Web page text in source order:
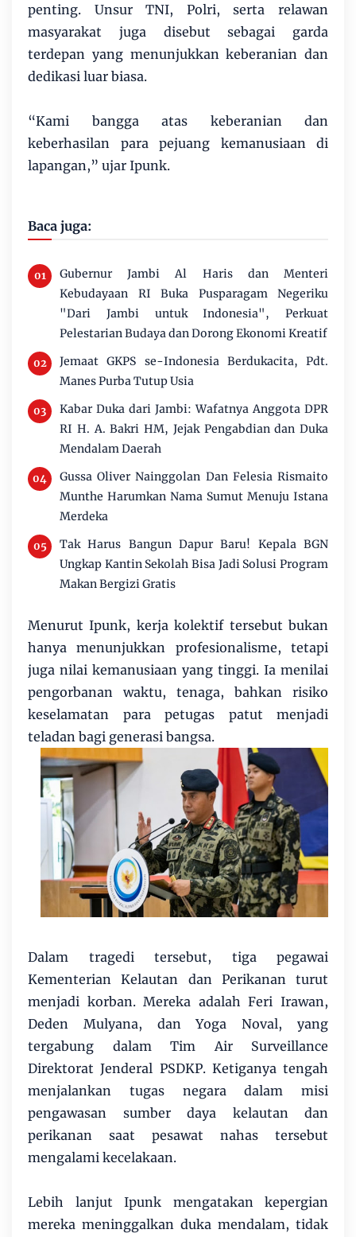
penting. Unsur TNI, Polri, serta relawan
masyarakat juga disebut sebagai garda
terdepan yang menunjukkan keberanian dan
dedikasi luar biasa.
“Kami bangga atas keberanian dan
keberhasilan para pejuang kemanusiaan di
lapangan,” ujar Ipunk.
Baca juga:
Gubernur Jambi Al Haris dan Menteri
Kebudayaan RI Buka Pusparagam Negeriku
"Dari Jambi untuk Indonesia", Perkuat
Pelestarian Budaya dan Dorong Ekonomi Kreatif
Jemaat GKPS se-Indonesia Berdukacita, Pdt.
Manes Purba Tutup Usia
Kabar Duka dari Jambi: Wafatnya Anggota DPR
RI H. A. Bakri HM, Jejak Pengabdian dan Duka
Mendalam Daerah
Gussa Oliver Nainggolan Dan Felesia Rismaito
Munthe Harumkan Nama Sumut Menuju Istana
Merdeka
Tak Harus Bangun Dapur Baru! Kepala BGN
Ungkap Kantin Sekolah Bisa Jadi Solusi Program
Makan Bergizi Gratis
Menurut Ipunk, kerja kolektif tersebut bukan
hanya menunjukkan profesionalisme, tetapi
juga nilai kemanusiaan yang tinggi. Ia menilai
pengorbanan waktu, tenaga, bahkan risiko
keselamatan para petugas patut menjadi
teladan bagi generasi bangsa.
Dalam tragedi tersebut, tiga pegawai
Kementerian Kelautan dan Perikanan turut
menjadi korban. Mereka adalah Feri Irawan,
Deden Mulyana, dan Yoga Noval, yang
tergabung dalam Tim Air Surveillance
Direktorat Jenderal PSDKP. Ketiganya tengah
menjalankan tugas negara dalam misi
pengawasan sumber daya kelautan dan
perikanan saat pesawat nahas tersebut
mengalami kecelakaan.
Lebih lanjut Ipunk mengatakan kepergian
mereka meninggalkan duka mendalam, tidak